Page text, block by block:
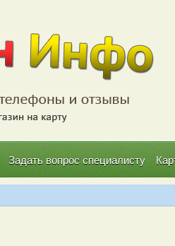
Задать вопрос специалисту